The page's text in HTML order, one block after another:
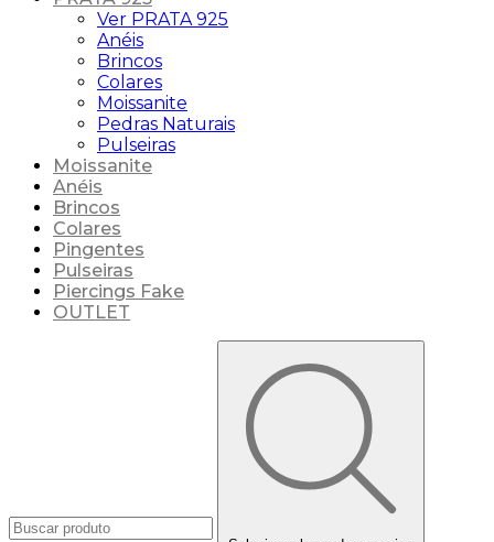
Ver PRATA 925
Anéis
Brincos
Colares
Moissanite
Pedras Naturais
Pulseiras
Moissanite
Anéis
Brincos
Colares
Pingentes
Pulseiras
Piercings Fake
OUTLET